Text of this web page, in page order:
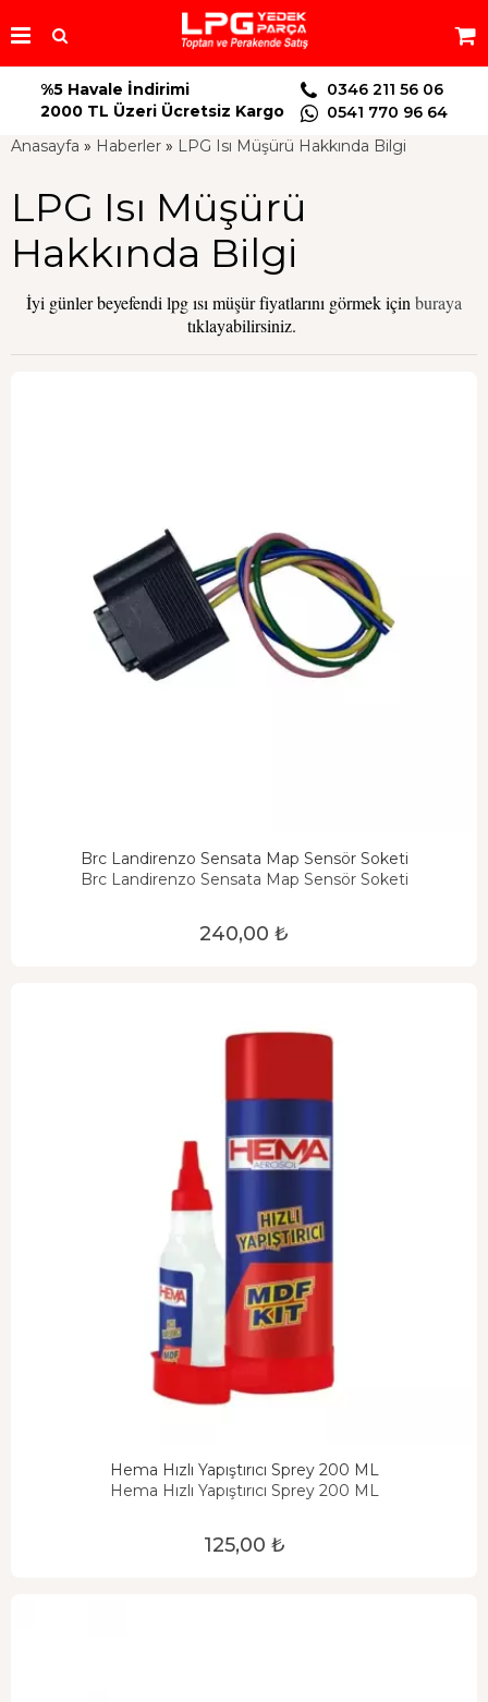
%5 Havale İndirimi
2000 TL Üzeri Ücretsiz Kargo
0346 211 56 06
0541 770 96 64
Anasayfa » Haberler » LPG Isı Müşürü Hakkında Bilgi
LPG Isı Müşürü
Hakkında Bilgi
İyi günler beyefendi lpg ısı müşür fiyatlarını görmek için buraya
tıklayabilirsiniz.
Brc Landirenzo Sensata Map Sensör Soketi
Brc Landirenzo Sensata Map Sensör Soketi
240,00 ₺
Hema Hızlı Yapıştırıcı Sprey 200 ML
Hema Hızlı Yapıştırıcı Sprey 200 ML
125,00 ₺